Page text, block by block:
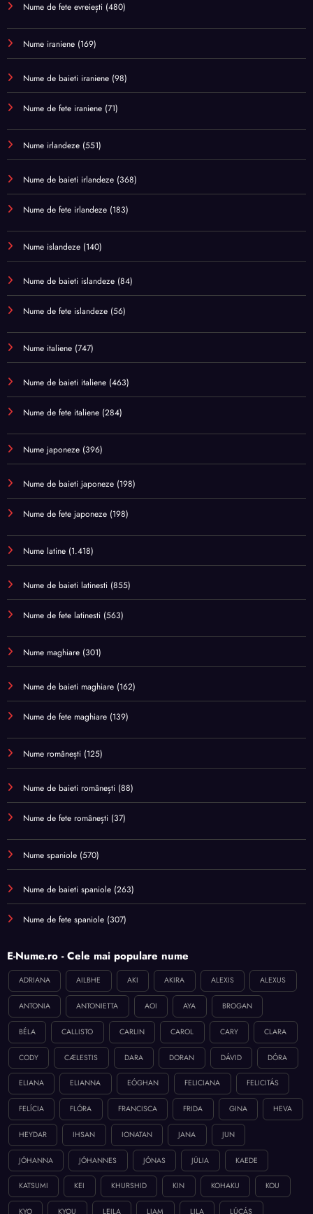
Nume de fete evreiești (480)
Nume iraniene (169)
Nume de baieti iraniene (98)
Nume de fete iraniene (71)
Nume irlandeze (551)
Nume de baieti irlandeze (368)
Nume de fete irlandeze (183)
Nume islandeze (140)
Nume de baieti islandeze (84)
Nume de fete islandeze (56)
Nume italiene (747)
Nume de baieti italiene (463)
Nume de fete italiene (284)
Nume japoneze (396)
Nume de baieti japoneze (198)
Nume de fete japoneze (198)
Nume latine (1.418)
Nume de baieti latinesti (855)
Nume de fete latinesti (563)
Nume maghiare (301)
Nume de baieti maghiare (162)
Nume de fete maghiare (139)
Nume românești (125)
Nume de baieti românești (88)
Nume de fete românești (37)
Nume spaniole (570)
Nume de baieti spaniole (263)
Nume de fete spaniole (307)
E-Nume.ro - Cele mai populare nume
ADRIANA AILBHE AKI AKIRA ALEXIS ALEXUS
ANTONIA ANTONIETTA AOI AYA BROGAN
BÉLA CALLISTO CARLIN CAROL CARY CLARA
CODY CÆLESTIS DARA DORAN DÁVID DÓRA
ELIANA ELIANNA EÓGHAN FELICIANA FELICITÁS
FELÍCIA FLÓRA FRANCISCA FRIDA GINA HEVA
HEYDAR IHSAN IONATAN JANA JUN
JÓHANNA JÓHANNES JÓNAS JÚLIA KAEDE
KATSUMI KEI KHURSHID KIN KOHAKU KOU
KYO KYOU LEILA LIAM LILA LÚCÁS